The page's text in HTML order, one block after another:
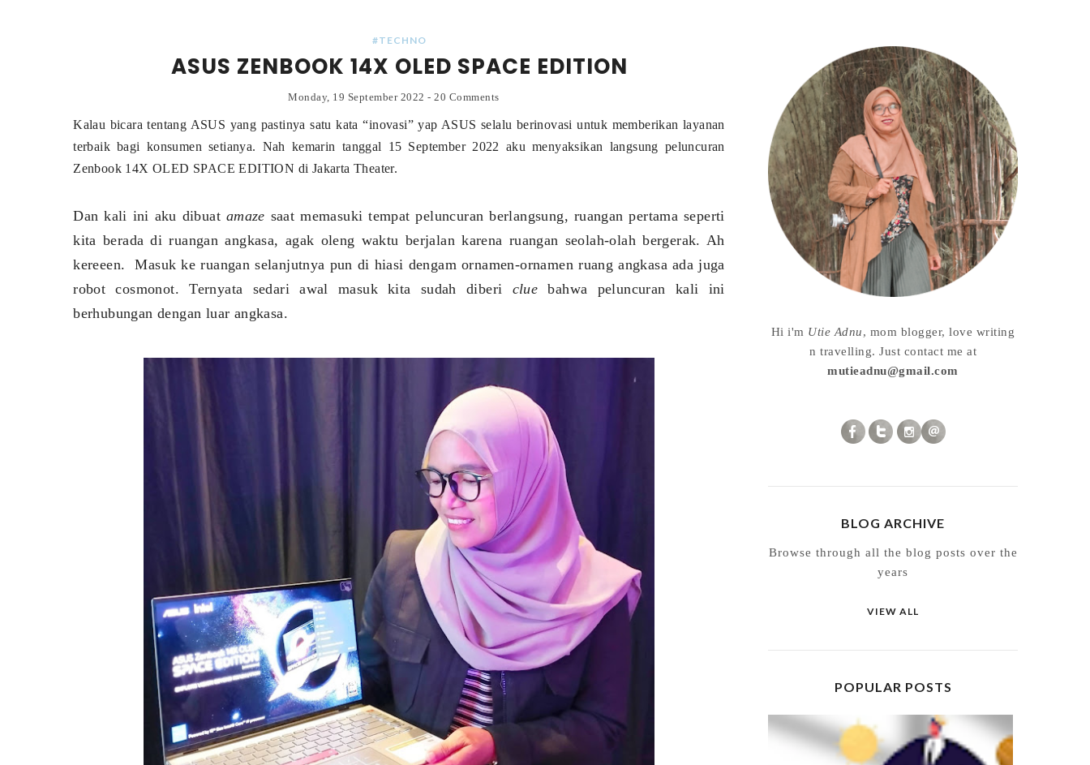
#TECHNO
ASUS ZENBOOK 14X OLED SPACE EDITION
Monday, 19 September 2022-20 Comments
Kalau bicara tentang ASUS yang pastinya satu kata “inovasi” yap ASUS selalu berinovasi untuk memberikan layanan
terbaik bagi konsumen setianya. Nah kemarin tanggal 15 September 2022 aku menyaksikan langsung peluncuran
Zenbook 14X OLED SPACE EDITION di Jakarta Theater.
Dan kali ini aku dibuat amaze saat memasuki tempat peluncuran berlangsung, ruangan pertama seperti
kita berada di ruangan angkasa, agak oleng waktu berjalan karena ruangan seolah-olah bergerak. Ah
kereeen. Masuk ke ruangan selanjutnya pun di hiasi dengam ornamen-ornamen ruang angkasa ada juga
robot cosmonot. Ternyata sedari awal masuk kita sudah diberi clue bahwa peluncuran kali ini
berhubungan dengan luar angkasa.
Hi i'm Utie Adnu, mom blogger, love writing
n travelling. Just contact me at
mutieadnu@gmail.com
BLOG ARCHIVE
Browse through all the blog posts over the
years
VIEW ALL
POPULAR POSTS